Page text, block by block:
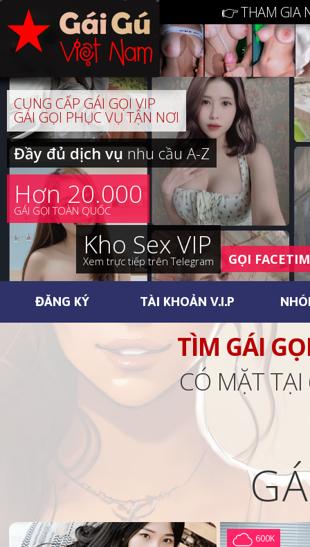
👉 THAM GIA
CUNG CẤP GÁI GỌI VIP
GÁI GỌI PHỤC VỤ TẬN NƠI
Đầy đủ dịch vụnhu cầu A-Z
Hơn 20.000
GÁI GỌI TOÀN QUỐC
Kho Sex VIP
Xem trực tiếp trên Telegram GỌI
ĐĂNG KÝ TÀI KHOẢN V.I.P
TÌM GÁI
CÓ MẶT
600K